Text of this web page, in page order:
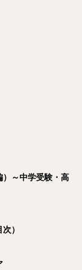
）～中学受験・高
）